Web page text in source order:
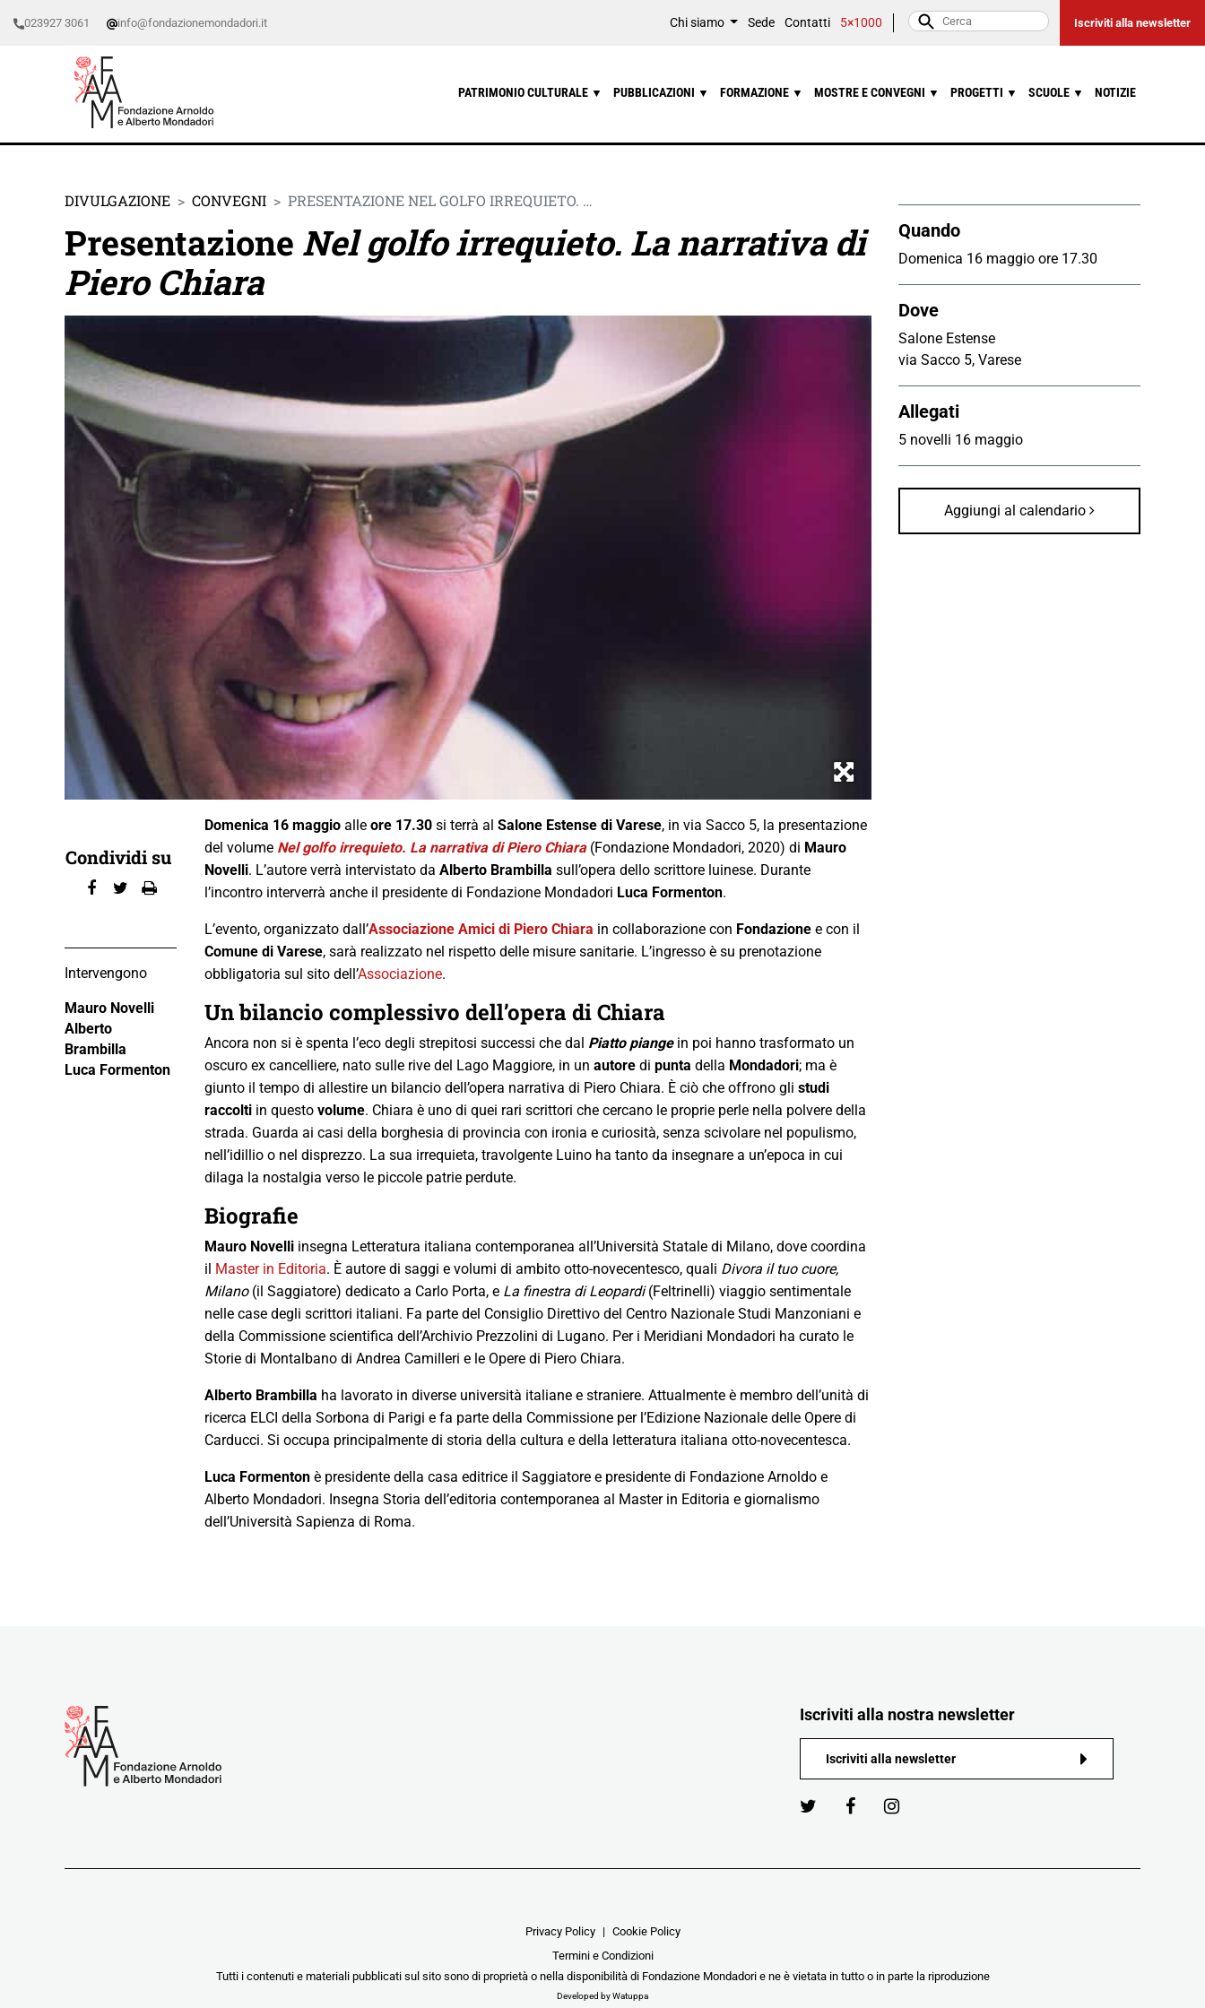
023927 3061 info@fondazionemondadori.it Chi siamo Sede Contatti 5×1000 Iscriviti alla newsletter
PATRIMONIO CULTURALE ▼ PUBBLICAZIONI ▼ FORMAZIONE ▼ MOSTRE E CONVEGNI ▼ PROGETTI ▼ SCUOLE ▼ NOTIZIE
Quando
Domenica 16 maggio ore 17.30
Dove
Salone Estense
via Sacco 5, Varese
Allegati
5 novelli 16 maggio
Aggiungi al calendario
DIVULGAZIONE CONVEGNI PRESENTAZIONE NEL GOLFO IRREQUIETO. …
Presentazione Nel golfo irrequieto. La narrativa di
Piero Chiara
Condividi su
Intervengono
Mauro Novelli
Alberto
Brambilla
Luca Formenton
Domenica 16 maggioalle ore 17.30si terrà al Salone Estense di Varese, in via Sacco 5, la presentazione
del volume Nel golfo irrequieto. La narrativa di Piero Chiara(Fondazione Mondadori, 2020) di Mauro
Novelli. L’autore verrà intervistato da Alberto Brambilla sull’opera dello scrittore luinese. Durante
l’incontro interverrà anche il presidente di Fondazione Mondadori Luca Formenton.
L’evento, organizzato dall’Associazione Amici di Piero Chiara in collaborazione con Fondazionee con il
Comune di Varese, sarà realizzato nel rispetto delle misure sanitarie. L’ingresso è su prenotazione
obbligatoria sul sito dell’Associazione.
Un bilancio complessivo dell’opera di Chiara
Ancora non si è spenta l’eco degli strepitosi successi che dal Piatto piangein poi hanno trasformato un
oscuro ex cancelliere, nato sulle rive del Lago Maggiore, in un autoredi punta della Mondadori; ma è
giunto il tempo di allestire un bilancio dell’opera narrativa di Piero Chiara. È ciò che offrono gli studi
raccoltiin questo volume. Chiara è uno di quei rari scrittori che cercano le proprie perle nella polvere della
strada. Guarda ai casi della borghesia di provincia con ironia e curiosità, senza scivolare nel populismo,
nell’idillio o nel disprezzo. La sua irrequieta, travolgente Luino ha tanto da insegnare a un’epoca in cui
dilaga la nostalgia verso le piccole patrie perdute.
Biografie
Mauro Novelliinsegna Letteratura italiana contemporanea all’Università Statale di Milano, dove coordina
il Master in Editoria. È autore di saggi e volumi di ambito otto-novecentesco, quali Divora il tuo cuore,
Milano (il Saggiatore) dedicato a Carlo Porta, e La finestra di Leopardi(Feltrinelli) viaggio sentimentale
nelle case degli scrittori italiani. Fa parte del Consiglio Direttivo del Centro Nazionale Studi Manzoniani e
della Commissione scientifica dell’Archivio Prezzolini di Lugano. Per i Meridiani Mondadori ha curato le
Storie di Montalbano di Andrea Camilleri e le Opere di Piero Chiara.
Alberto Brambilla ha lavorato in diverse università italiane e straniere. Attualmente è membro dell’unità di
ricerca ELCI della Sorbona di Parigi e fa parte della Commissione per l’Edizione Nazionale delle Opere di
Carducci. Si occupa principalmente di storia della cultura e della letteratura italiana otto-novecentesca.
Luca Formentonè presidente della casa editrice il Saggiatore e presidente di Fondazione Arnoldo e
Alberto Mondadori. Insegna Storia dell’editoria contemporanea al Master in Editoria e giornalismo
dell’Università Sapienza di Roma.
Iscriviti alla nostra newsletter
Privacy Policy
Cookie Policy
Termini e Condizioni
Tutti i contenuti e materiali pubblicati sul sito sono di proprietà o nella disponibilità di Fondazione Mondadori e ne è vietata in tutto o in parte la riproduzione
Developed by Watuppa